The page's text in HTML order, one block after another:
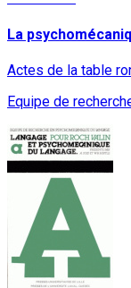
La
Actes de la table
Equipe de